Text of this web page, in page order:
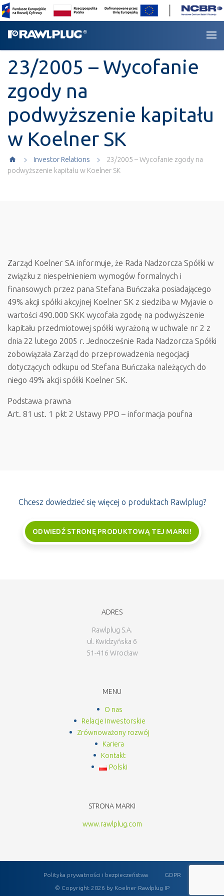
23/2005 – Wycofanie
zgody na
podwyższenie kapitału
w Koelner SK
Investor Relations
23/2005 – Wycofanie zgody na
podwyższenie kapitału w Koelner SK
Zarząd Koelner SA informuje, że Rada Nadzorcza Spółki w
związku z niespełnieniem wymogów formalnych i
finansowych przez pana Stefana Buńczaka posiadającego
49% akcji spółki akcyjnej Koelner SK z siedziba w Myjavie o
wartości 490.000 SKK wycofała zgodę na podwyższenie
kapitału przedmiotowej spółki wyrażoną w uchwale nr 2 z
dnia 22 lutego 2005 r. Jednocześnie Rada Nadzorcza Spółki
zobowiązała Zarząd do przeprowadzenia negocjacji
dotyczących odkupu od Stefana Buńczaka należących do
niego 49% akcji spółki Koelner SK.
Podstawa prawna
Art. 81 ust. 1 pkt 2 Ustawy PPO – informacja poufna
Chcesz dowiedzieć się więcej o produktach Rawlplug?
ODWIEDŹ STRONĘ PRODUKTOWĄ TEJ MARKI!
ADRES
Rawlplug S.A.
ul. Kwidzyńska 6
51-416 Wrocław
MENU
O nas
Relacje Inwestorskie
Zrównoważony rozwój
Kariera
Kontakt
Polski
STRONA MARKI
www.rawlplug.com
Polityka prywatności i bezpieczeństwa
GDPR
© Copyright 2026 by Koelner Rawlplug IP